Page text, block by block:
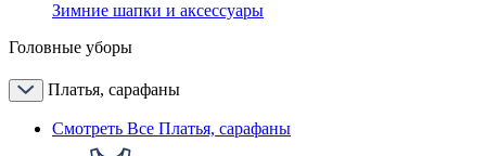
Зимние шапки и аксессуары
Головные уборы
Платья, сарафаны
Смотреть Все Платья, сарафаны